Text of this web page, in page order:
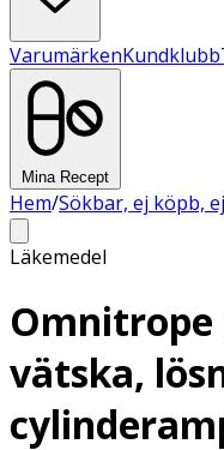
VarumärkenKundklubb
Mina Recept
Hem/Sökbar, ej köpb,
Läkemedel
Omnitrope
vätska,